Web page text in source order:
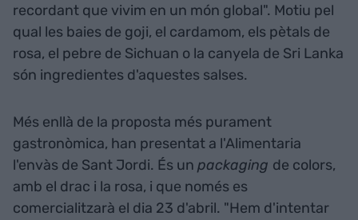
recordant que vivim en un món global". Motiu pel
qual les baies de goji, el cardamom, els pètals de
rosa, el pebre de Sichuan o la canyela de Sri Lanka
són ingredientes d'aquestes salses.
Més enllà de la proposta més purament
gastronòmica, han presentat a l'Alimentaria
l'envàs de Sant Jordi. És un packaging de colors,
amb el drac i la rosa, i que només es
comercialitzarà el dia 23 d'abril. "Hem d'intentar